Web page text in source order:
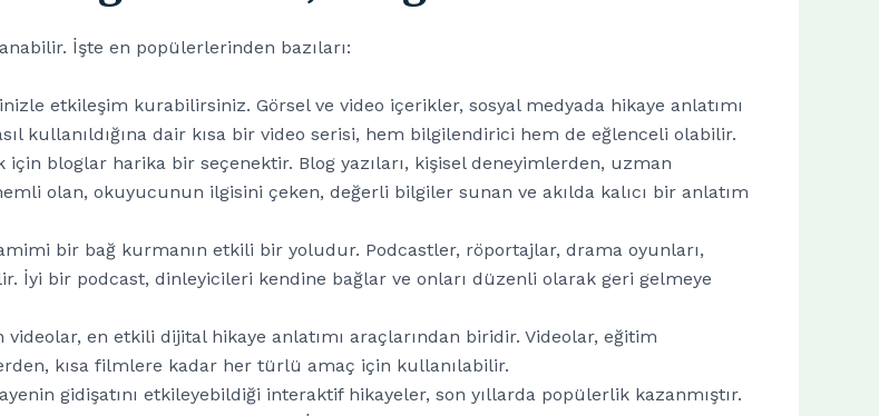
İşte en popülerlerinden bazıları:
etkileşim kurabilirsiniz. Görsel ve video içerikler, sosyal medyada hikaye anlatımı
kullanıldığına dair kısa bir video serisi, hem bilgilendirici hem de eğlenceli olabilir.
bloglar harika bir seçenektir. Blog yazıları, kişisel deneyimlerden, uzman
olan, okuyucunun ilgisini çeken, değerli bilgiler sunan ve akılda kalıcı bir anlatım
bir bağ kurmanın etkili bir yoludur. Podcastler, röportajlar, drama oyunları,
İyi bir podcast, dinleyicileri kendine bağlar ve onları düzenli olarak geri gelmeye
en etkili dijital hikaye anlatımı araçlarından biridir. Videolar, eğitim
kısa filmlere kadar her türlü amaç için kullanılabilir.
gidişatını etkileyebildiği interaktif hikayeler, son yıllarda popülerlik kazanmıştır.